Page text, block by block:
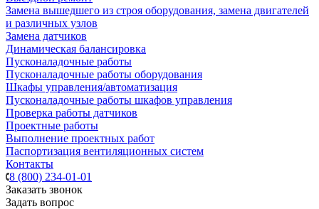
Замена вышедшего из строя оборудования, замена двигателей
и различных узлов
Замена датчиков
Динамическая балансировка
Пусконаладочные работы
Пусконаладочные работы оборудования
Шкафы управления/автоматизация
Пусконаладочные работы шкафов управления
Проверка работы датчиков
Проектные работы
Выполнение проектных работ
Паспортизация вентиляционных систем
Контакты
8 (800) 234-01-01
Заказать звонок
Задать вопрос